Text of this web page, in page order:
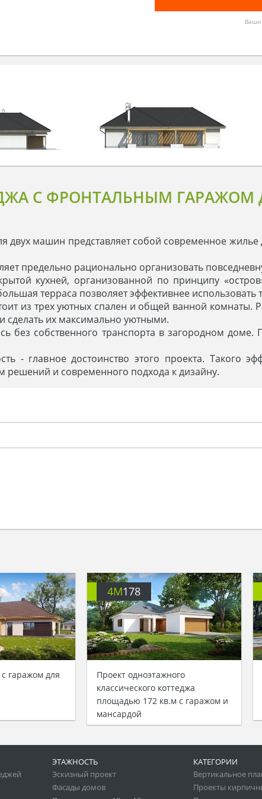
С ФРОНТАЛЬНЫМ
машин представляет собой современное жилье
предельно рационально организовать
кухней, организованной по принципу
терраса позволяет эффективнее использовать
из трех уютных спален и общей ванной комнаты.
их максимально уютными.
без собственного транспорта в загородном доме.
- главное достоинство этого проекта. Такого
и современного подхода к дизайну.
гаражом для
4M178
Проект одноэтажного
классического коттеджа
площадью 172 кв.м с гаражом и
мансардой
ЭТАЖНОСТЬ
Эскизный проект
Фасады домов
КАТЕГОРИИ
Вертикальное
Проекты